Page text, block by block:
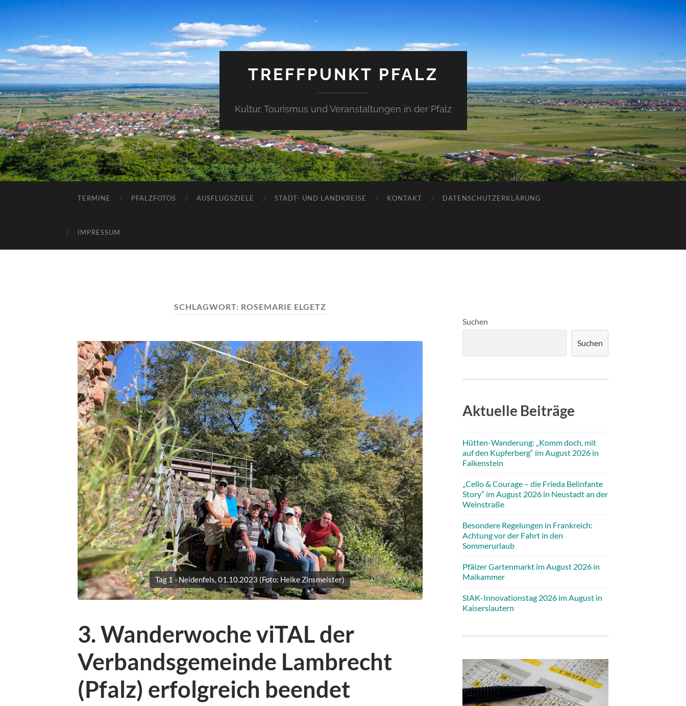
TREFFPUNKT PFALZ
Kultur, Tourismus und Veranstaltungen in der Pfalz
TERMINE PFALZFOTOS AUSFLUGSZIELE STADT- UND LANDKREISE KONTAKT DATENSCHUTZERKLÄRUNG
IMPRESSUM
SCHLAGWORT: ROSEMARIE ELGETZ
Tag 1 - Neidenfels, 01.10.2023 (Foto: Heike Zinsmeister)
3. Wanderwoche viTAL der
Verbandsgemeinde Lambrecht
(Pfalz) erfolgreich beendet
Suchen
Suchen
Aktuelle Beiträge
Hütten-Wanderung: „Komm doch, mit
auf den Kupferberg“ im August 2026 in
Falkenstein
„Cello & Courage – die Frieda Belinfante
Story” im August 2026 in Neustadt an der
Weinstraße
Besondere Regelungen in Frankreich:
Achtung vor der Fahrt in den
Sommerurlaub
Pfälzer Gartenmarkt im August 2026 in
Maikammer
SIAK-Innovationstag 2026 im August in
Kaiserslautern